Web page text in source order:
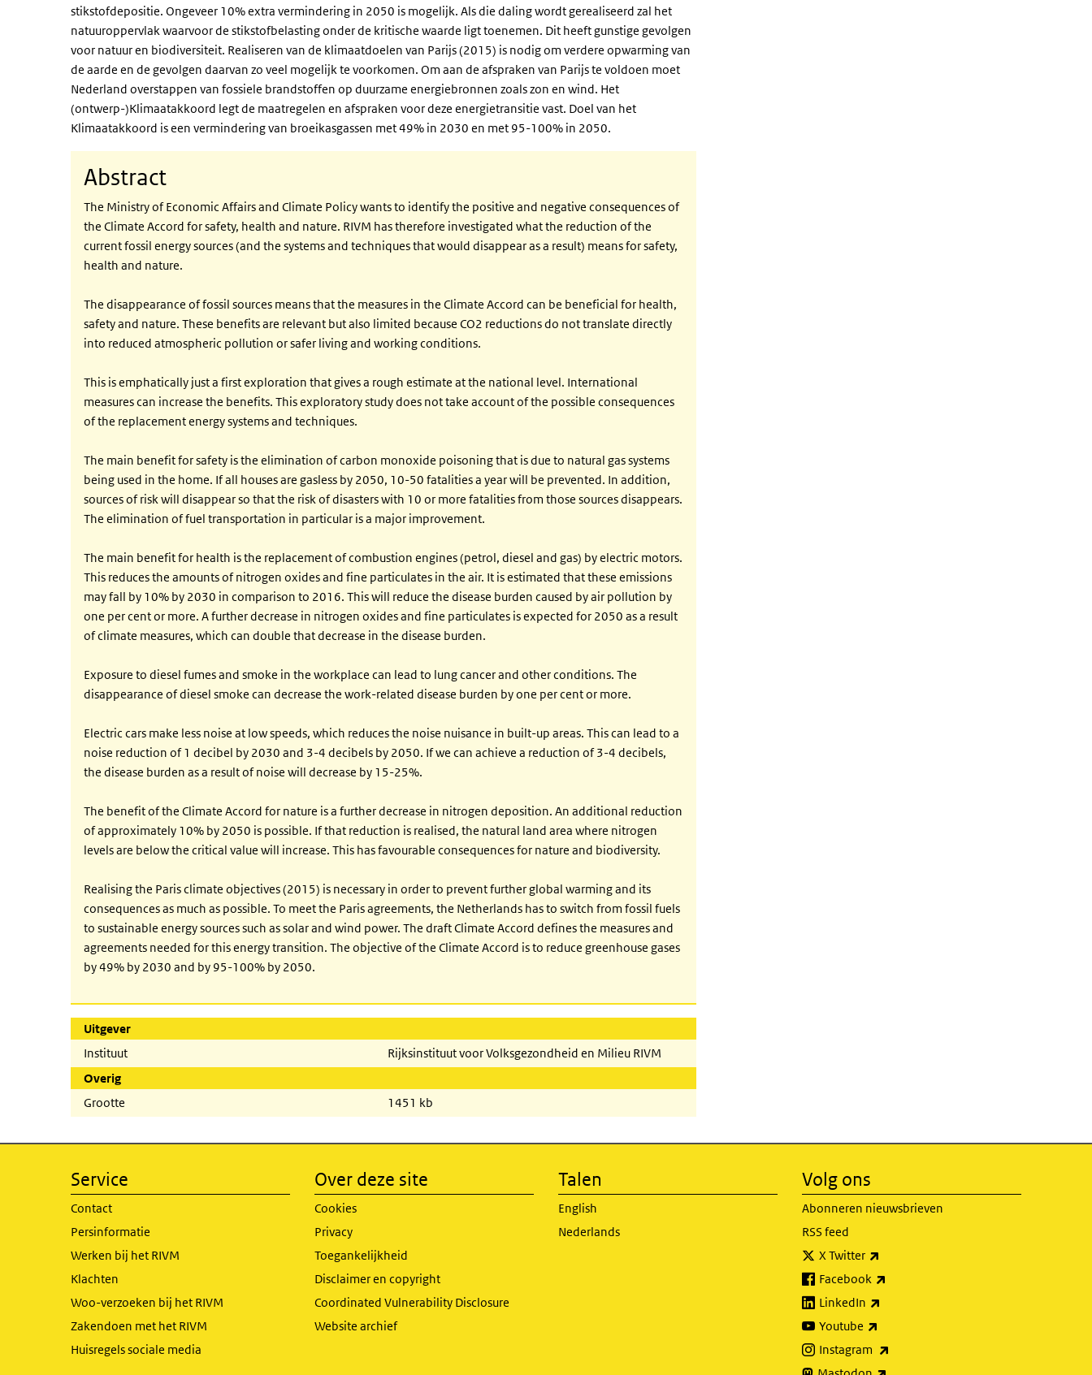
stikstofdepositie. Ongeveer 10% extra vermindering in 2050 is mogelijk. Als die daling wordt gerealiseerd zal het
natuuroppervlak waarvoor de stikstofbelasting onder de kritische waarde ligt toenemen. Dit heeft gunstige gevolgen
voor natuur en biodiversiteit. Realiseren van de klimaatdoelen van Parijs (2015) is nodig om verdere opwarming van
de aarde en de gevolgen daarvan zo veel mogelijk te voorkomen. Om aan de afspraken van Parijs te voldoen moet
Nederland overstappen van fossiele brandstoffen op duurzame energiebronnen zoals zon en wind. Het
(ontwerp-)Klimaatakkoord legt de maatregelen en afspraken voor deze energietransitie vast. Doel van het
Klimaatakkoord is een vermindering van broeikasgassen met 49% in 2030 en met 95-100% in 2050.
Abstract
The Ministry of Economic Affairs and Climate Policy wants to identify the positive and negative consequences of
the Climate Accord for safety, health and nature. RIVM has therefore investigated what the reduction of the
current fossil energy sources (and the systems and techniques that would disappear as a result) means for safety,
health and nature.
The disappearance of fossil sources means that the measures in the Climate Accord can be beneficial for health,
safety and nature. These benefits are relevant but also limited because CO2 reductions do not translate directly
into reduced atmospheric pollution or safer living and working conditions.
This is emphatically just a first exploration that gives a rough estimate at the national level. International
measures can increase the benefits. This exploratory study does not take account of the possible consequences
of the replacement energy systems and techniques.
The main benefit for safety is the elimination of carbon monoxide poisoning that is due to natural gas systems
being used in the home. If all houses are gasless by 2050, 10-50 fatalities a year will be prevented. In addition,
sources of risk will disappear so that the risk of disasters with 10 or more fatalities from those sources disappears.
The elimination of fuel transportation in particular is a major improvement.
The main benefit for health is the replacement of combustion engines (petrol, diesel and gas) by electric motors.
This reduces the amounts of nitrogen oxides and fine particulates in the air. It is estimated that these emissions
may fall by 10% by 2030 in comparison to 2016. This will reduce the disease burden caused by air pollution by
one per cent or more. A further decrease in nitrogen oxides and fine particulates is expected for 2050 as a result
of climate measures, which can double that decrease in the disease burden.
Exposure to diesel fumes and smoke in the workplace can lead to lung cancer and other conditions. The
disappearance of diesel smoke can decrease the work-related disease burden by one per cent or more.
Electric cars make less noise at low speeds, which reduces the noise nuisance in built-up areas. This can lead to a
noise reduction of 1 decibel by 2030 and 3-4 decibels by 2050. If we can achieve a reduction of 3-4 decibels,
the disease burden as a result of noise will decrease by 15-25%.
The benefit of the Climate Accord for nature is a further decrease in nitrogen deposition. An additional reduction
of approximately 10% by 2050 is possible. If that reduction is realised, the natural land area where nitrogen
levels are below the critical value will increase. This has favourable consequences for nature and biodiversity.
Realising the Paris climate objectives (2015) is necessary in order to prevent further global warming and its
consequences as much as possible. To meet the Paris agreements, the Netherlands has to switch from fossil fuels
to sustainable energy sources such as solar and wind power. The draft Climate Accord defines the measures and
agreements needed for this energy transition. The objective of the Climate Accord is to reduce greenhouse gases
by 49% by 2030 and by 95-100% by 2050.
Uitgever
Instituut
Rijksinstituut voor Volksgezondheid en Milieu RIVM
Overig
Grootte
1451 kb
Service
Contact
Persinformatie
Werken bij het RIVM
Klachten
Woo-verzoeken bij het RIVM
Zakendoen met het RIVM
Huisregels sociale media
Over deze site
Cookies
Privacy
Toegankelijkheid
Disclaimer en copyright
Coordinated Vulnerability Disclosure
Website archief
Talen
English
Nederlands
Volg ons
Abonneren nieuwsbrieven
RSS feed
X Twitter
Facebook
LinkedIn
Youtube
Instagram